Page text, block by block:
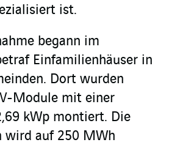
ist.
begann im
Einfamilienhäuser in
Dort wurden
Module mit einer
kWp montiert. Die
wird auf 250 MWh